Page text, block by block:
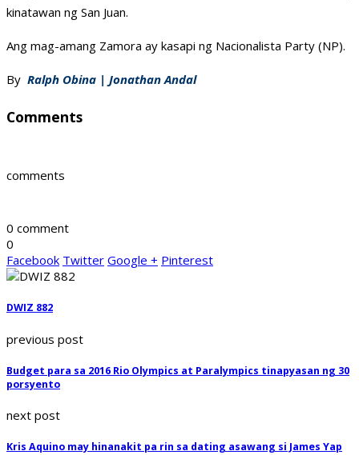
kinatawan ng San Juan.
Ang mag-amang Zamora ay kasapi ng Nacionalista Party (NP).
By Ralph Obina | Jonathan Andal
Comments
comments
0 comment
0
Facebook Twitter Google + Pinterest
DWIZ 882
previous post
Budget para sa 2016 Rio Olympics at Paralympics tinapyasan ng 30
porsyento
next post
Kris Aquino may hinanakit pa rin sa dating asawang si James Yap